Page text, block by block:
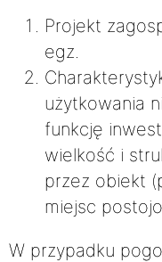
Projekt
egz.
użytkowania
funkcję
wielkość i
przez obiekt
miejsc
W przypadku